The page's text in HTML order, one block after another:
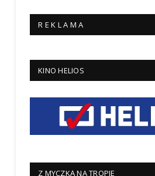
R E K L A M A
KINO HELIOS
Z MYCZKĄ NA TROPIE